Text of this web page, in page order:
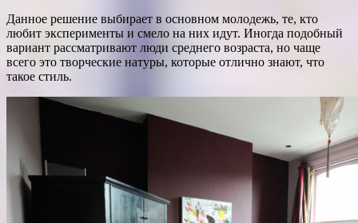
Данное решение выбирает в основном молодежь, те, кто
любит эксперименты и смело на них идут. Иногда подобный
вариант рассматривают люди среднего возраста, но чаще
всего это творческие натуры, которые отлично знают, что
такое стиль.